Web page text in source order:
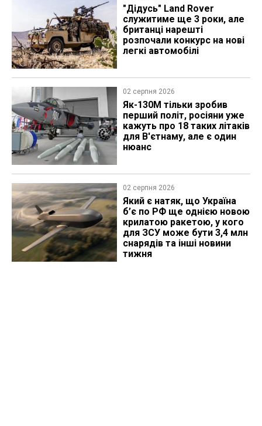
"Дідусь" Land Rover
служитиме ще 3 роки, але
британці нарешті
розпочали конкурс на нові
легкі автомобілі
02 серпня 2026
Як-130М тільки зробив
перший політ, росіяни уже
кажуть про 18 таких літаків
для В'єтнаму, але є один
нюанс
02 серпня 2026
Який є натяк, що Україна
б’є по РФ ще однією новою
крилатою ракетою, у кого
для ЗСУ може бути 3,4 млн
снарядів та інші новини
тижня